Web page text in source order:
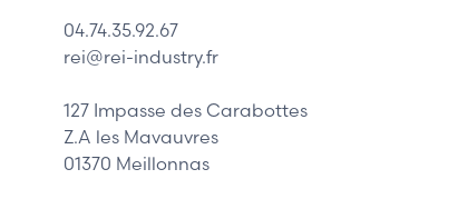
04.74.35.92.67
rei@rei-industry.fr
127 Impasse des Carabottes
Z.A les Mavauvres
01370 Meillonnas